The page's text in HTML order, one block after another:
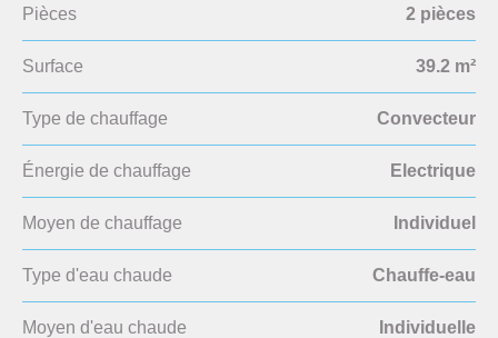
Pièces 2 pièces
Surface 39.2 m²
Type de chauffage Convecteur
Énergie de chauffage Electrique
Moyen de chauffage Individuel
Type d'eau chaude Chauffe-eau
Moyen d'eau chaude Individuelle